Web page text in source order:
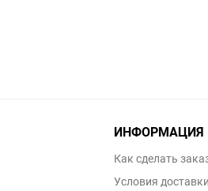
ИНФОРМАЦИЯ
Как сделать
Условия доставки